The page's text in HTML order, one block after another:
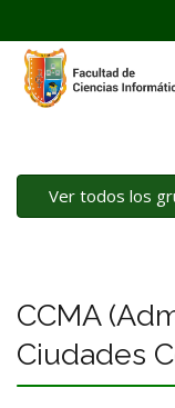
Ver todos los
CCMA
Ciudades